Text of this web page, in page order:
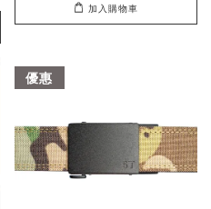
加入購物車
優惠